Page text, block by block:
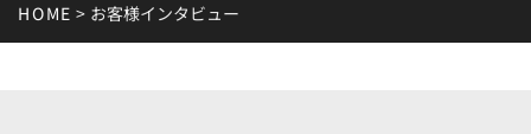
HOME > お客様インタビュー